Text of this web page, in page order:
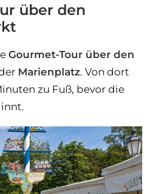
über den
Gourmet-Tour über den
Marienplatz. Von dort
zu Fuß, bevor die